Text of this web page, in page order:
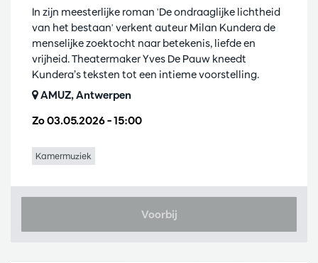
Zo 03.05.2026– 15:00
In zijn meesterlijke roman 'De ondraaglijke lichtheid
van het bestaan' verkent auteur Milan Kundera de
menselijke zoektocht naar betekenis, liefde en
vrijheid. Theatermaker Yves De Pauw kneedt
Kundera’s teksten tot een intieme voorstelling.
AMUZ, Antwerpen
Kamermuziek
Voorbij